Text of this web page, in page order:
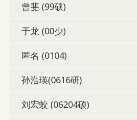
曾斐 (99硕)
于龙 (00少)
匿名 (0104)
孙浩瑛(0616研)
刘宏蛟 (06204硕)